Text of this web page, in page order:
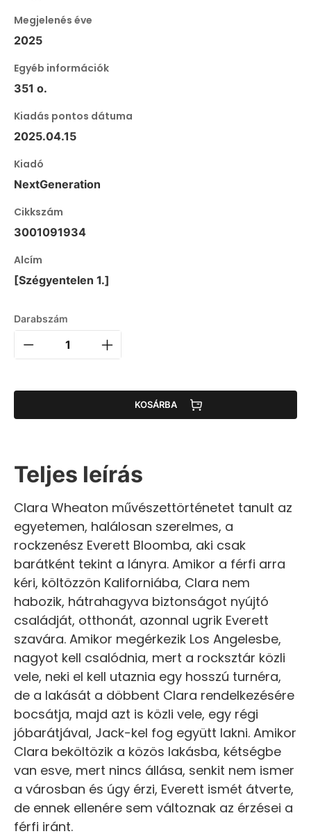
Megjelenés éve
2025
Egyéb információk
351 o.
Kiadás pontos dátuma
2025.04.15
Kiadó
NextGeneration
Cikkszám
3001091934
Alcím
[Szégyentelen 1.]
Darabszám
KOSÁRBA
Teljes leírás
Clara Wheaton művészettörténetet tanult az
egyetemen, halálosan szerelmes, a
rockzenész Everett Bloomba, aki csak
barátként tekint a lányra. Amikor a férfi arra
kéri, költözzön Kaliforniába, Clara nem
habozik, hátrahagyva biztonságot nyújtó
családját, otthonát, azonnal ugrik Everett
szavára. Amikor megérkezik Los Angelesbe,
nagyot kell csalódnia, mert a rocksztár közli
vele, neki el kell utaznia egy hosszú turnéra,
de a lakását a döbbent Clara rendelkezésére
bocsátja, majd azt is közli vele, egy régi
jóbarátjával, Jack-kel fog együtt lakni. Amikor
Clara beköltözik a közös lakásba, kétségbe
van esve, mert nincs állása, senkit nem ismer
a városban és úgy érzi, Everett ismét átverte,
de ennek ellenére sem változnak az érzései a
férfi iránt.